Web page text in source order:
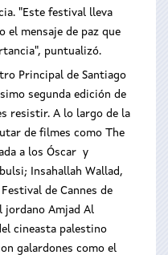
"Este festival lleva
el mensaje de paz que
puntualizó.
Principal de Santiago
segunda edición de
resistir. A lo largo de la
de filmes como The
a los Óscar y
Insahallah Wallad,
de Cannes de
jordano Amjad Al
cineasta palestino
galardones como el